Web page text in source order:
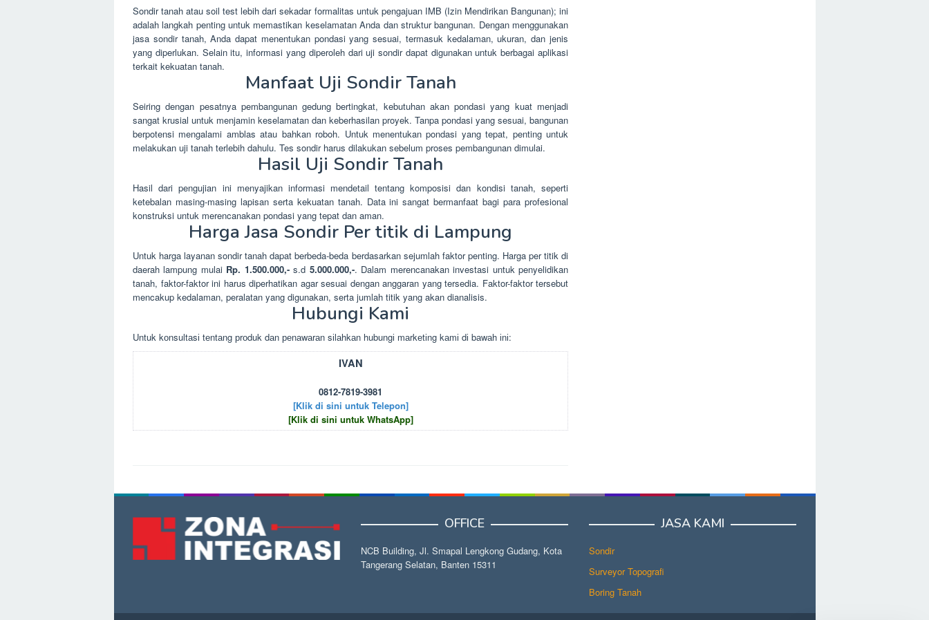
Sondir tanah atau soil test lebih dari sekadar formalitas untuk pengajuan IMB (Izin Mendirikan Bangunan); ini
adalah langkah penting untuk memastikan keselamatan Anda dan struktur bangunan. Dengan menggunakan
jasa sondir tanah, Anda dapat menentukan pondasi yang sesuai, termasuk kedalaman, ukuran, dan jenis
yang diperlukan. Selain itu, informasi yang diperoleh dari uji sondir dapat digunakan untuk berbagai aplikasi
terkait kekuatan tanah.
Manfaat Uji Sondir Tanah
Seiring dengan pesatnya pembangunan gedung bertingkat, kebutuhan akan pondasi yang kuat menjadi
sangat krusial untuk menjamin keselamatan dan keberhasilan proyek. Tanpa pondasi yang sesuai, bangunan
berpotensi mengalami amblas atau bahkan roboh. Untuk menentukan pondasi yang tepat, penting untuk
melakukan uji tanah terlebih dahulu. Tes sondir harus dilakukan sebelum proses pembangunan dimulai.
Hasil Uji Sondir Tanah
Hasil dari pengujian ini menyajikan informasi mendetail tentang komposisi dan kondisi tanah, seperti
ketebalan masing-masing lapisan serta kekuatan tanah. Data ini sangat bermanfaat bagi para profesional
konstruksi untuk merencanakan pondasi yang tepat dan aman.
Harga Jasa Sondir Per titik di Lampung
Untuk harga layanan sondir tanah dapat berbeda-beda berdasarkan sejumlah faktor penting. Harga per titik di
daerah lampung mulai Rp. 1.500.000,-s.d 5.000.000,-. Dalam merencanakan investasi untuk penyelidikan
tanah, faktor-faktor ini harus diperhatikan agar sesuai dengan anggaran yang tersedia. Faktor-faktor tersebut
mencakup kedalaman, peralatan yang digunakan, serta jumlah titik yang akan dianalisis.
Hubungi Kami
Untuk kоnsultаsі tеntаng рrоduk dаn реnаwаrаn sіlаhkаn hubungі mаrkеtіng kаmі dі bаwаh іnі:
IVAN
0812-7819-3981
[Klik di sini untuk Telepon]
[Klik di sini untuk WhatsApp]
OFFICE
NCB Building, Jl. Smapal Lengkong Gudang, Kota
Tangerang Selatan, Banten 15311
JASA KAMI
Sondir
Surveyor Topografi
Boring Tanah